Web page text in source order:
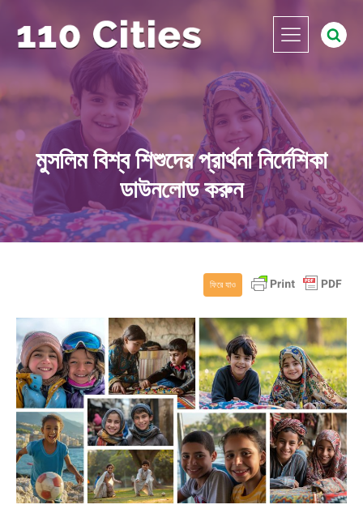
মুসলিম বিশ্ব শিশুদের প্রার্থনা নির্দেশিকা
ডাউনলোড করুন
ফিরে যাও